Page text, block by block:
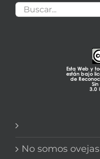
Buscar:
No somos ovejas